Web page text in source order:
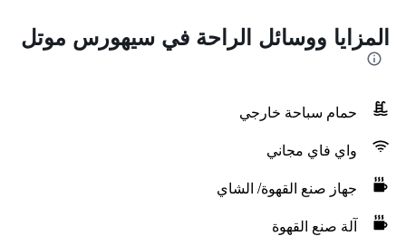
المزايا ووسائل الراحة في سيهورس موتل
حمام سباحة خارجي
واي فاي مجاني
جهاز صنع القهوة/ الشاي
آلة صنع القهوة